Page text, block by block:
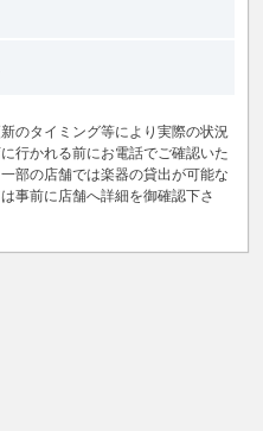
のタイミング等により実際の状況
行かれる前にお電話でご確認いた
部の店舗では楽器の貸出が可能な
事前に店舗へ詳細を御確認下さ